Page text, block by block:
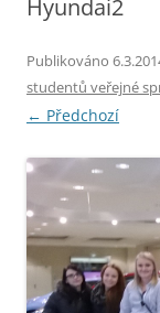
Hyundai2
Publikováno
studentů veřejné
← Předchozí